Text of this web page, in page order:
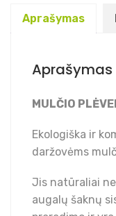
Aprašymas
Aprašymas
MULČIO
Ekologiška ir
daržovėms
Jis natūraliai
augalų šaknų